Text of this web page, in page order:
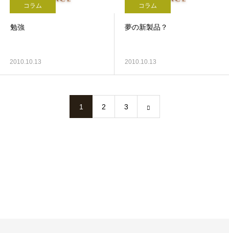
コラム
勉強
2010.10.13
コラム
夢の新製品？
2010.10.13
1 2 3